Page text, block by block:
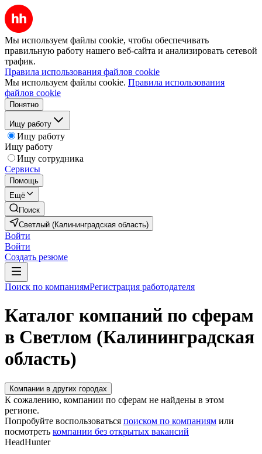
Мы используем файлы cookie, чтобы обеспечивать
правильную работу нашего веб-сайта и анализировать сетевой
трафик.
Правила использования файлов cookie
Мы используем файлы cookie. Правила использования
файлов cookie
Понятно
Ищу работу
Ищу работу
Ищу работу
Ищу сотрудника
Сервисы
Помощь
Ещё
Поиск
Светлый (Калининградская область)
Войти
Войти
Создать резюме
Поиск по компаниямРегистрация работодателя
Каталог компаний по сферам
в Светлом (Калининградская
область)
Компании в других городах
К сожалению, компании по сферам не найдены в этом
регионе.
Попробуйте воспользоваться поиском по компаниям или
посмотреть компании без открытых вакансий
HeadHunter